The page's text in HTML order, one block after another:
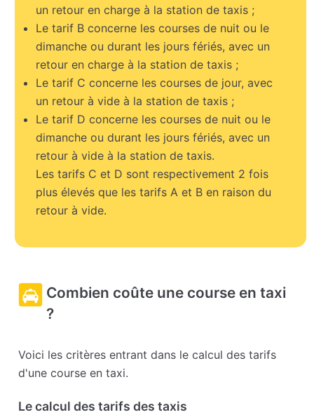
un retour en charge à la station de taxis ;
Le tarif B concerne les courses de nuit ou le
dimanche ou durant les jours fériés, avec un
retour en charge à la station de taxis ;
Le tarif C concerne les courses de jour, avec
un retour à vide à la station de taxis ;
Le tarif D concerne les courses de nuit ou le
dimanche ou durant les jours fériés, avec un
retour à vide à la station de taxis.
Les tarifs C et D sont respectivement 2 fois
plus élevés que les tarifs A et B en raison du
retour à vide.
Combien coûte une course en taxi
?
Voici les critères entrant dans le calcul des tarifs
d'une course en taxi.
Le calcul des tarifs des taxis